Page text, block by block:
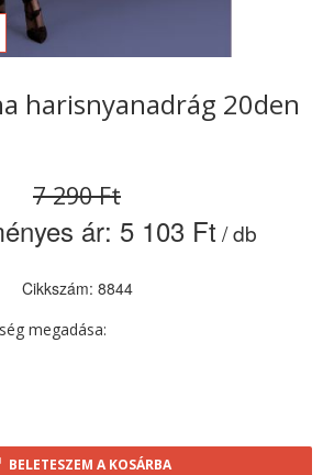
harisnyanadrág 20den
7 290 Ft
ár: 5 103 Ft / db
Cikkszám: 8844
megadása:
BELETESZEM A KOSÁRBA